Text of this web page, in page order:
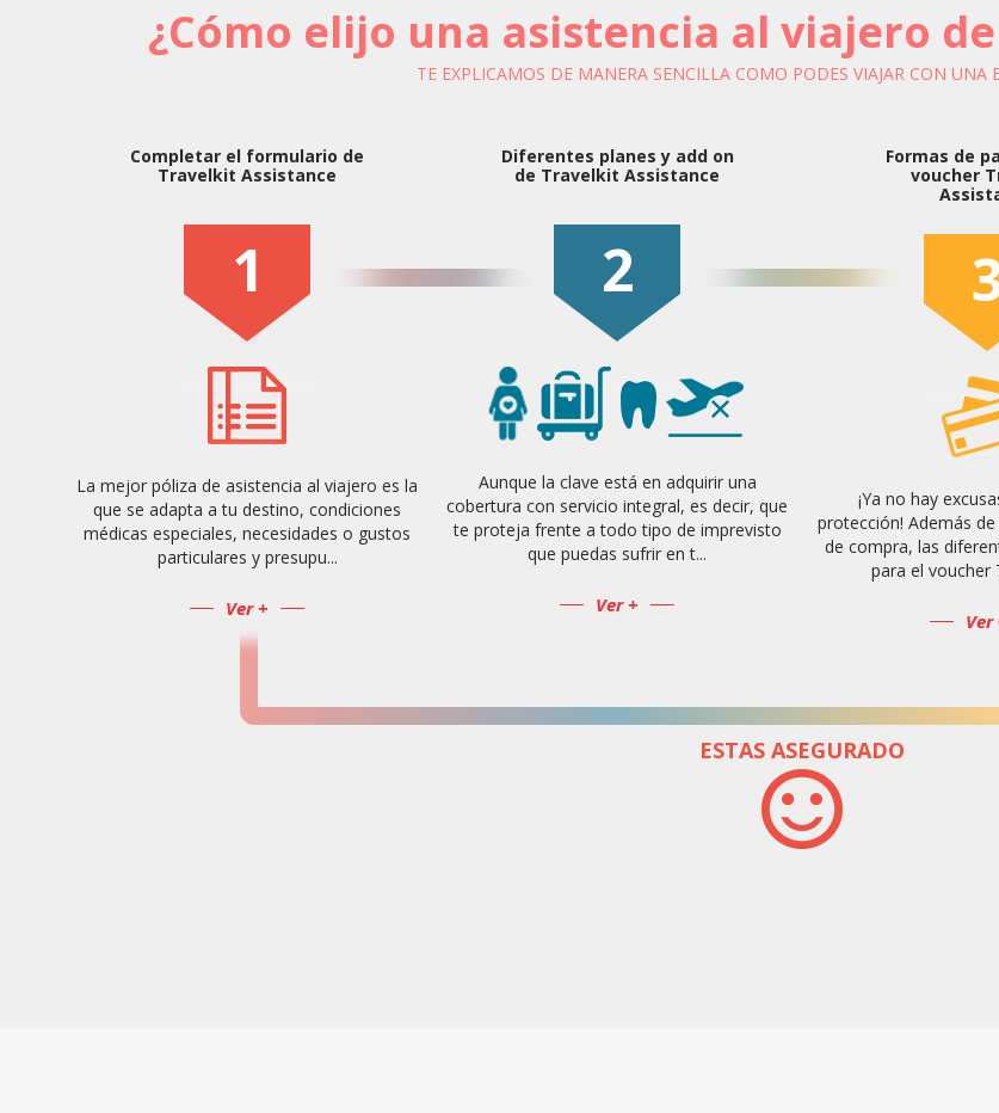
¿Cómo elijo una asistencia al viajero
TE EXPLICAMOS DE MANERA SENCILLA COMO PODES VIAJAR CON UNA
Completar el formulario de
Travelkit Assistance
1
La mejor póliza de asistencia al viajero es la
que se adapta a tu destino, condiciones
médicas especiales, necesidades o gustos
particulares y presupu...
Ver +
Diferentes planes y add on
de Travelkit Assistance
2
Aunque la clave está en adquirir una
cobertura con servicio integral, es decir, que
te proteja frente a todo tipo de imprevisto
que puedas sufrir en t...
Ver +
Formas de
voucher
¡Ya no hay
protección! Además
de compra, las
para el voucher
Ver
ESTAS ASEGURADO